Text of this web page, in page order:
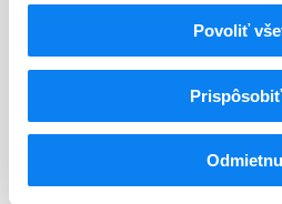
Povoliť
Prispôsobiť
BLOKÁTORY
(ARBs),
C09DA
Blokátory
diuretiká